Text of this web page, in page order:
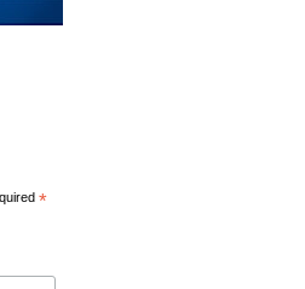
*
indicates required